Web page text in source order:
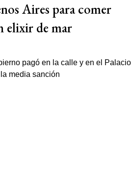
Aires para comer
elixir de mar